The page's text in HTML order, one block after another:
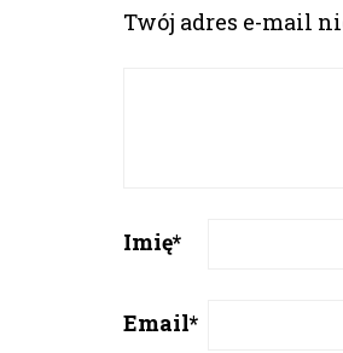
Twój adres e-mail
Imię*
Email*